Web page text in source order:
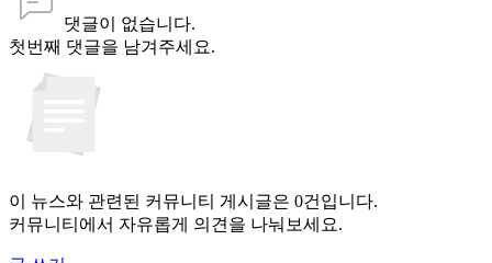
댓글이 없습니다.
첫번째 댓글을 남겨주세요.
이 뉴스와 관련된 커뮤니티 게시글은 0건입니다.
커뮤니티에서 자유롭게 의견을 나눠보세요.